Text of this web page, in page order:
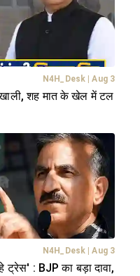
N4H_Desk Aug 3
खाली, शह मात के खेल में टल
N4H_Desk Aug 3
: BJP का बड़ा दावा,